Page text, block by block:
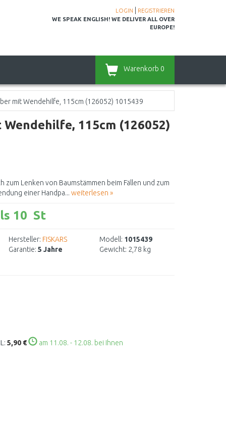
LOGIN
REGISTRIEREN
WE SPEAK ENGLISH! WE DELIVER ALL OVER
EUROPE!
Warenkorb 0
mit Wendehilfe, 115cm (126052) 1015439
115cm (126052)
Lenken von Baumstämmen beim Fällen und zum
einer Handpa... weiterlesen »
10 St
Hersteller: FISKARS
Garantie: 5 Jahre
Modell: 1015439
Gewicht: 2,78 kg
5,90 € am 11.08. - 12.08. bei Ihnen